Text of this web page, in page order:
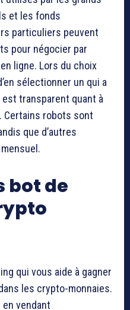
et les fonds
particuliers peuvent
pour négocier par
ligne. Lors du choix
sélectionner un qui a
transparent quant à
Certains robots sont
que d’autres
bot de
qui vous aide à gagner
les crypto-monnaies.
vendant